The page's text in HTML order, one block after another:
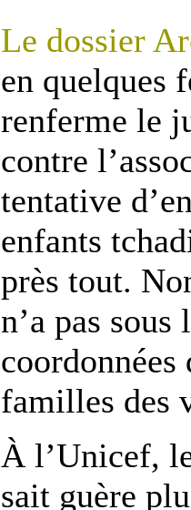
Le dossier
en quelques
renferme le
contre
tentative
enfants
près tout.
n’a pas
coordonnées
familles des
À l’Unicef,
sait guère